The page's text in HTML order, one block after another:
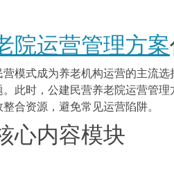
院运营管理方案
模式成为养老机构运营的主流
此时，公建民营养老院运营管
合资源，避免常见运营陷阱。
心内容模块